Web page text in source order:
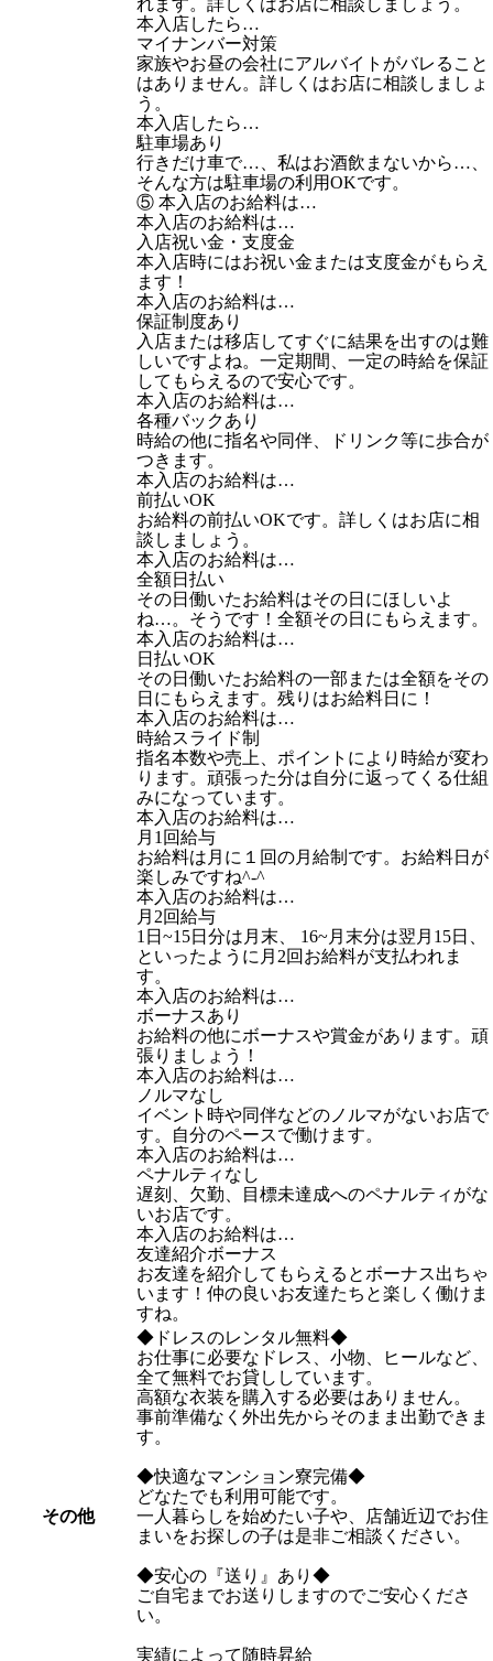
本入店したら…
マイナンバー対策
家族やお昼の会社にアルバイトがバレること
はありません。詳しくはお店に相談しましょ
う。
本入店したら…
駐車場あり
行きだけ車で…、私はお酒飲まないから…、
そんな方は駐車場の利用OKです。
⑤ 本入店のお給料は…
本入店のお給料は…
入店祝い金・支度金
本入店時にはお祝い金または支度金がもらえ
ます！
本入店のお給料は…
保証制度あり
入店または移店してすぐに結果を出すのは難
しいですよね。一定期間、一定の時給を保証
してもらえるので安心です。
本入店のお給料は…
各種バックあり
時給の他に指名や同伴、ドリンク等に歩合が
つきます。
本入店のお給料は…
前払いOK
お給料の前払いOKです。詳しくはお店に相
談しましょう。
本入店のお給料は…
全額日払い
その日働いたお給料はその日にほしいよ
ね…。そうです！全額その日にもらえます。
本入店のお給料は…
日払いOK
その日働いたお給料の一部または全額をその
日にもらえます。残りはお給料日に！
本入店のお給料は…
時給スライド制
指名本数や売上、ポイントにより時給が変わ
ります。頑張った分は自分に返ってくる仕組
みになっています。
本入店のお給料は…
月1回給与
お給料は月に１回の月給制です。お給料日が
楽しみですね^-^
本入店のお給料は…
月2回給与
1日~15日分は月末、 16~月末分は翌月15日、
といったように月2回お給料が支払われま
す。
本入店のお給料は…
ボーナスあり
お給料の他にボーナスや賞金があります。頑
張りましょう！
本入店のお給料は…
ノルマなし
イベント時や同伴などのノルマがないお店で
す。自分のペースで働けます。
本入店のお給料は…
ペナルティなし
遅刻、欠勤、目標未達成へのペナルティがな
いお店です。
本入店のお給料は…
友達紹介ボーナス
お友達を紹介してもらえるとボーナス出ちゃ
います！仲の良いお友達たちと楽しく働けま
すね。
その他
◆ドレスのレンタル無料◆
お仕事に必要なドレス、小物、ヒールなど、
全て無料でお貸ししています。
高額な衣装を購入する必要はありません。
事前準備なく外出先からそのまま出勤できま
す。
◆快適なマンション寮完備◆
どなたでも利用可能です。
一人暮らしを始めたい子や、店舗近辺でお住
まいをお探しの子は是非ご相談ください。
◆安心の『送り』あり◆
ご自宅までお送りしますのでご安心くださ
い。
実績によって随時昇給